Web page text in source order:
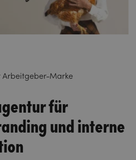
Arbeitgeber-Marke
für
und interne